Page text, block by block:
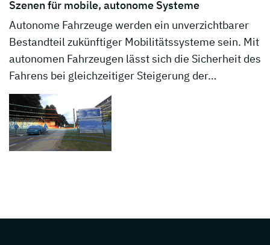
Szenen für mobile, autonome Systeme
Autonome Fahrzeuge werden ein unverzichtbarer
Bestandteil zukünftiger Mobilitätssysteme sein. Mit
autonomen Fahrzeugen lässt sich die Sicherheit des
Fahrens bei gleichzeitiger Steigerung der…